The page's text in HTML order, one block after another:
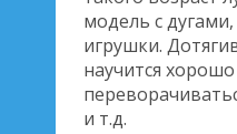
модель с
игрушки.
научится
и т.д.